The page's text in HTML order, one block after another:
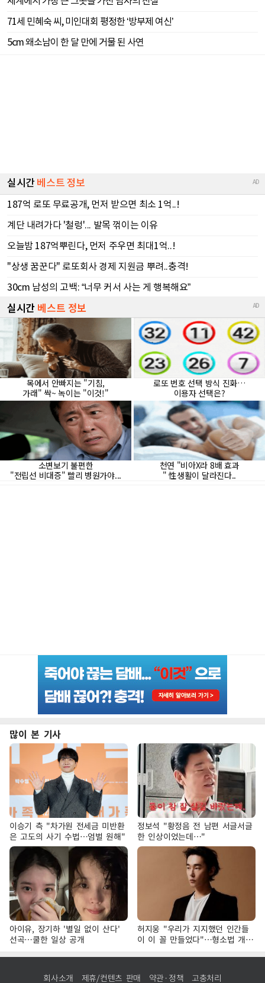
많이 본 기사
이승기 측 "차가원 전세금 미반환
은 고도의 사기 수법…엄벌 원해"
정보석 "황정음 전 남편 서글서글
한 인상이었는데…"
아이유, 장기하 '별일 없이 산다'
선곡…쿨한 일상 공개
허지웅 "우리가 지지했던 인간들
이 이 꼴 만들었다"…형소법 개정
에 격한 반응
회사소개 제휴/컨텐츠 판매 약관·정책 고충처리